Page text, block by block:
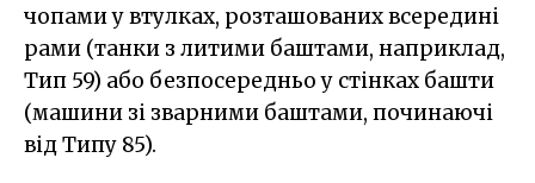
чопами у втулках, розташованих всередині
рами (танки з литими баштами, наприклад,
Тип 59) або безпосередньо у стінках башти
(машини зі зварними баштами, починаючі
від Типу 85).